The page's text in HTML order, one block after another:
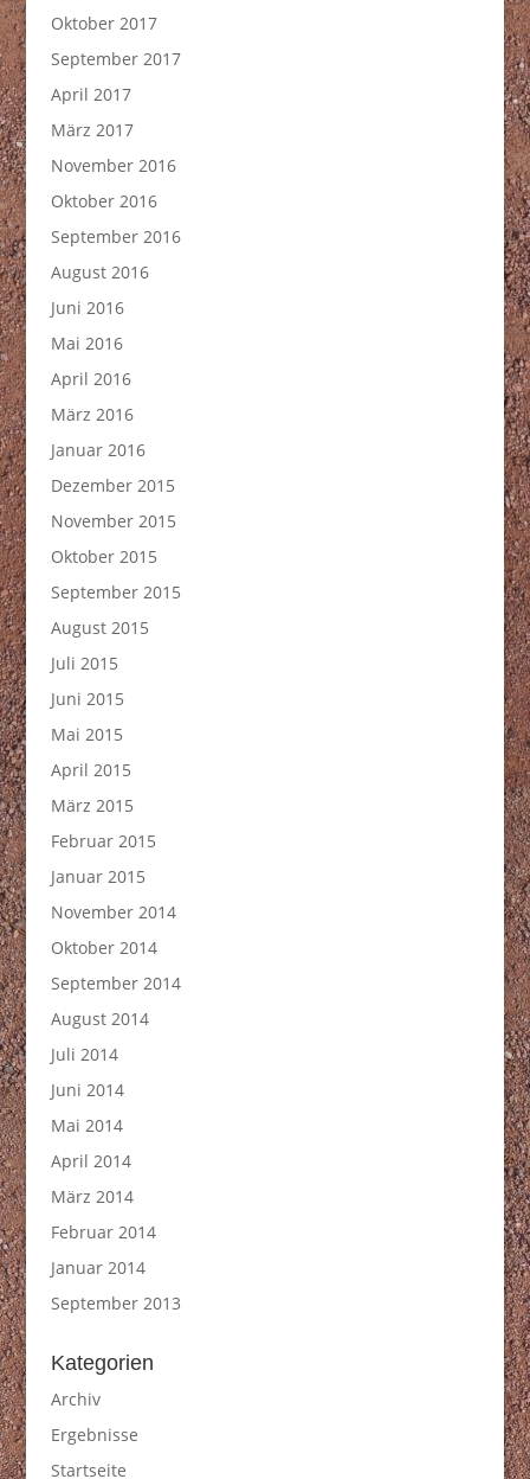
Oktober 2017
September 2017
April 2017
März 2017
November 2016
Oktober 2016
September 2016
August 2016
Juni 2016
Mai 2016
April 2016
März 2016
Januar 2016
Dezember 2015
November 2015
Oktober 2015
September 2015
August 2015
Juli 2015
Juni 2015
Mai 2015
April 2015
März 2015
Februar 2015
Januar 2015
November 2014
Oktober 2014
September 2014
August 2014
Juli 2014
Juni 2014
Mai 2014
April 2014
März 2014
Februar 2014
Januar 2014
September 2013
Kategorien
Archiv
Ergebnisse
Startseite